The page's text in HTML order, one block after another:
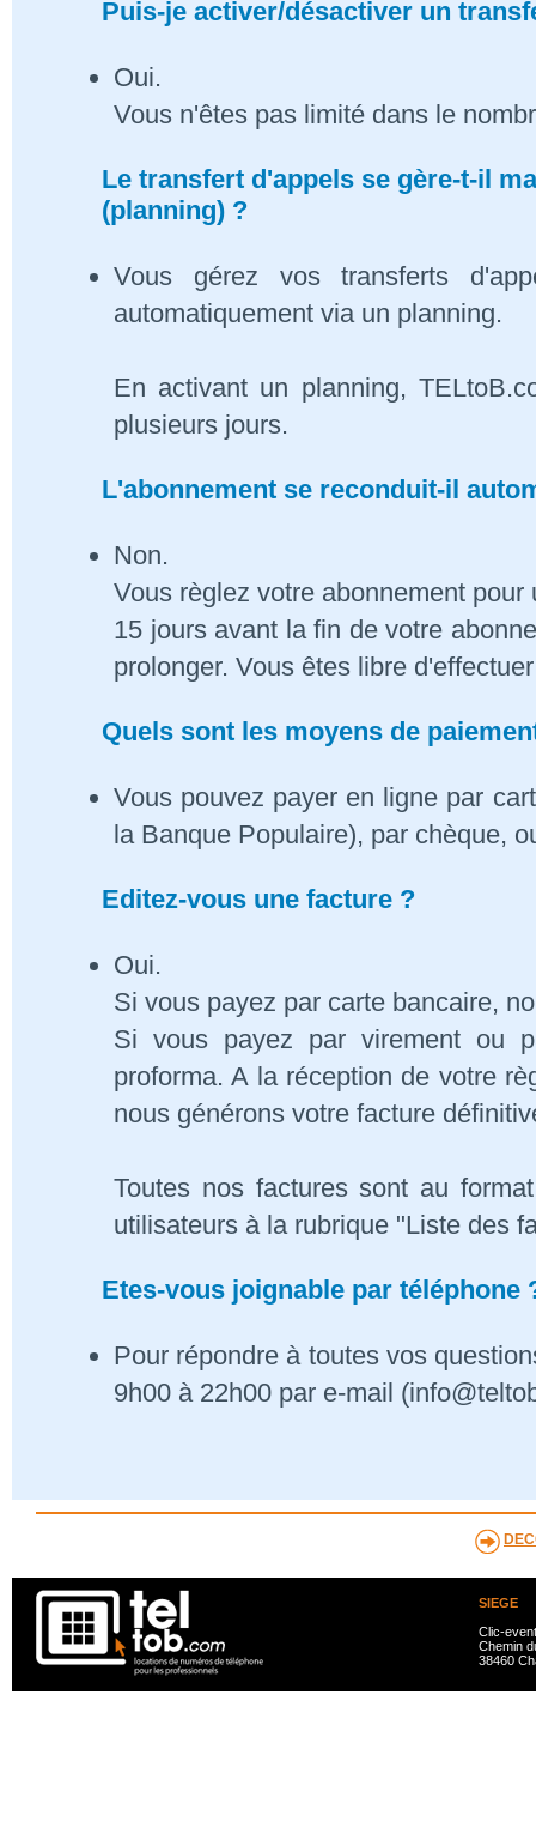
Puis-je activer/désactiver un
Oui.
Vous n'êtes pas limité dans le
Le transfert d'appels se gère-t-il
(planning) ?
Vous gérez vos transferts
automatiquement via un planning.
En activant un planning,
plusieurs jours.
L'abonnement se reconduit-il
Non.
Vous règlez votre abonnement
15 jours avant la fin de votre
prolonger. Vous êtes libre
Quels sont les moyens de
Vous pouvez payer en ligne par
la Banque Populaire), par chèque,
Editez-vous une facture ?
Oui.
Si vous payez par carte bancaire,
Si vous payez par virement ou
proforma. A la réception de votre
nous générons votre facture
Toutes nos factures sont au
utilisateurs à la rubrique "Liste des
Etes-vous joignable par téléphone
Pour répondre à toutes vos
9h00 à 22h00 par e-mail
SIEGE
Clic-
Chemin
38460